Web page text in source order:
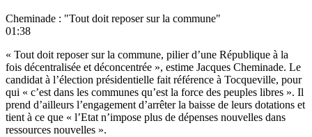
Cheminade : "Tout doit reposer sur la commune"
01:38
« Tout doit reposer sur la commune, pilier d’une République à la
fois décentralisée et déconcentrée », estime Jacques Cheminade. Le
candidat à l’élection présidentielle fait référence à Tocqueville, pour
qui « c’est dans les communes qu’est la force des peuples libres ». Il
prend d’ailleurs l’engagement d’arrêter la baisse de leurs dotations et
tient à ce que « l’Etat n’impose plus de dépenses nouvelles dans
ressources nouvelles ».